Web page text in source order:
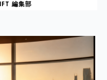
編集部